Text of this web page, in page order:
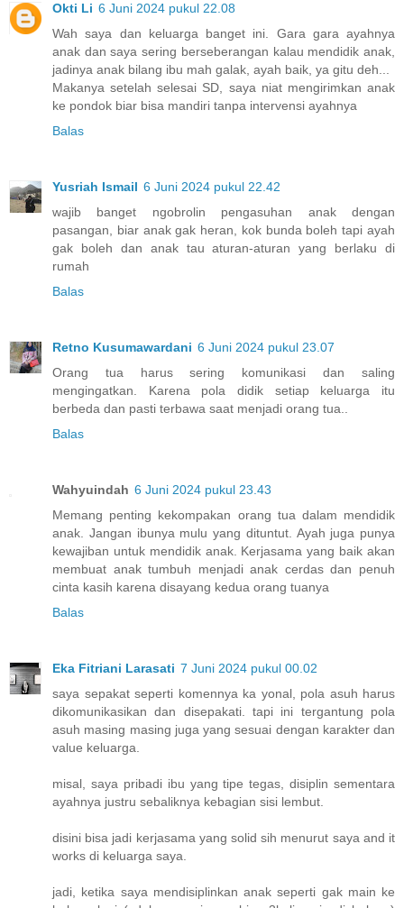
Okti Li 6 Juni 2024 pukul 22.08
Wah saya dan keluarga banget ini. Gara gara ayahnya
anak dan saya sering berseberangan kalau mendidik anak,
jadinya anak bilang ibu mah galak, ayah baik, ya gitu deh...
Makanya setelah selesai SD, saya niat mengirimkan anak
ke pondok biar bisa mandiri tanpa intervensi ayahnya
Balas
Yusriah Ismail 6 Juni 2024 pukul 22.42
wajib banget ngobrolin pengasuhan anak dengan
pasangan, biar anak gak heran, kok bunda boleh tapi ayah
gak boleh dan anak tau aturan-aturan yang berlaku di
rumah
Balas
Retno Kusumawardani 6 Juni 2024 pukul 23.07
Orang tua harus sering komunikasi dan saling
mengingatkan. Karena pola didik setiap keluarga itu
berbeda dan pasti terbawa saat menjadi orang tua..
Balas
Wahyuindah 6 Juni 2024 pukul 23.43
Memang penting kekompakan orang tua dalam mendidik
anak. Jangan ibunya mulu yang dituntut. Ayah juga punya
kewajiban untuk mendidik anak. Kerjasama yang baik akan
membuat anak tumbuh menjadi anak cerdas dan penuh
cinta kasih karena disayang kedua orang tuanya
Balas
Eka Fitriani Larasati 7 Juni 2024 pukul 00.02
saya sepakat seperti komennya ka yonal, pola asuh harus
dikomunikasikan dan disepakati. tapi ini tergantung pola
asuh masing masing juga yang sesuai dengan karakter dan
value keluarga.
misal, saya pribadi ibu yang tipe tegas, disiplin sementara
ayahnya justru sebaliknya kebagian sisi lembut.
disini bisa jadi kerjasama yang solid sih menurut saya and it
works di keluarga saya.
jadi, ketika saya mendisiplinkan anak seperti gak main ke